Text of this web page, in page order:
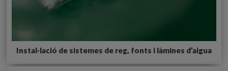
Instal·lació de sistemes de reg, fonts i làmines d’aigua